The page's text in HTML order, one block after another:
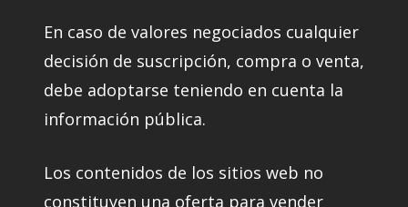
En caso de valores negociados cualquier
decisión de suscripción, compra o venta,
debe adoptarse teniendo en cuenta la
información pública.
Los contenidos de los sitios web no
constituyen una oferta para vender